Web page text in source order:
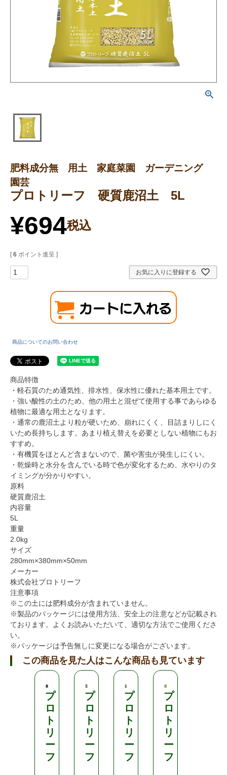
肥料成分無 用土 家庭菜園 ガーデニング
園芸
プロトリーフ 硬質鹿沼土 5L
¥694税込
[ 6 ポイント進呈 ]
お気に入りに登録する
商品についてのお問い合わせ
商品特徴
・軽石質のため通気性、排水性、保水性に優れた基本用土です。
・強い酸性の土のため、他の用土と混ぜて使用する事であらゆる
植物に最適な用土となります。
・通常の鹿沼土より粒が硬いため、崩れにくく、目詰まりしにく
いため長持ちします。あまり植え替えを必要としない植物にもお
すすめ。
・有機質をほとんど含まないので、菌や害虫が発生しにくい。
・乾燥時と水分を含んでいる時で色が変化するため、水やりのタ
イミングが分かりやすい。
原料
硬質鹿沼土
内容量
5L
重量
2.0kg
サイズ
280mm×380mm×50mm
メーカー
株式会社プロトリーフ
注意事項
※この土には肥料成分が含まれていません。
※製品のパッケージには使用方法、安全上の注意などが記載され
ております。よくお読みいただいて、適切な方法でご使用くださ
い。
※パッケージは予告無しに変更になる場合がございます。
この商品を見た人はこんな商品も見ています
プ
ロ
ト
リ
ー
フ
プ
ロ
ト
リ
ー
フ
プ
ロ
ト
リ
ー
フ
プ
ロ
ト
リ
ー
フ